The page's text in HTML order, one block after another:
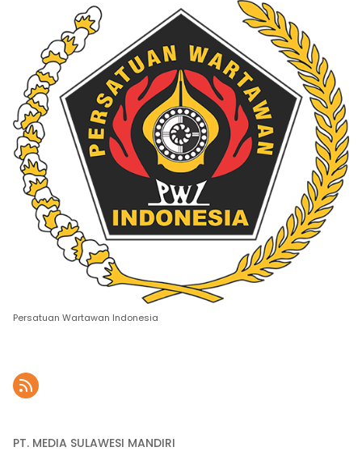
Persatuan Wartawan Indonesia
PT. MEDIA SULAWESI MANDIRI